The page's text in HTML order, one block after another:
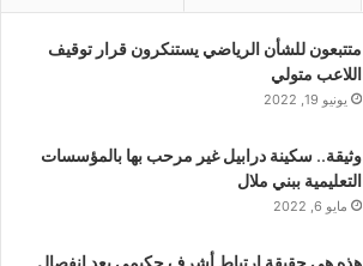
متتبعون للشأن الرياضي يستنكرون قرار توقيف
اللاعب متولي
يونيو 19, 2022
وثيقة.. سكينة درابيل غير مرحب بها بالمؤسسات
التعليمية ببني ملال
مايو 6, 2022